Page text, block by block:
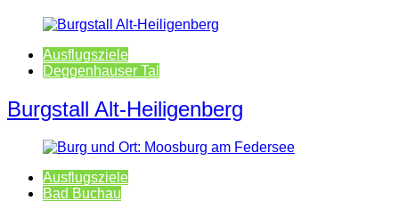
Ausflugsziele
Deggenhauser Tal
Burgstall Alt-Heiligenberg
Ausflugsziele
Bad Buchau